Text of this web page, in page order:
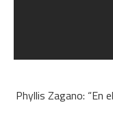
Phyllis Zagano: “En